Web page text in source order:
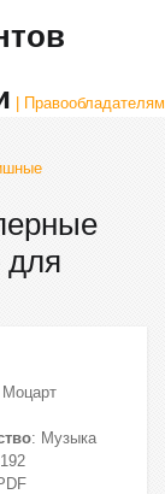
| Правообладателям
: Музыка